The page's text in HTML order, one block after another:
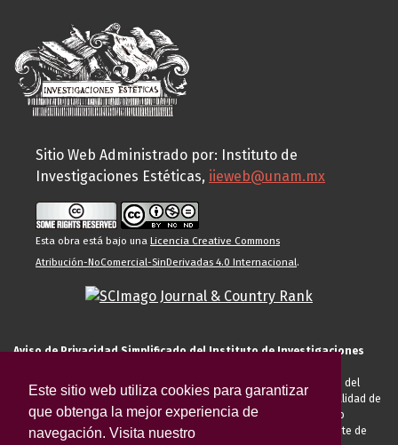
Este sitio web utiliza cookies para garantizar
que obtenga la mejor experiencia de
navegación. Visita nuestro
Sitio Web Administrado por: Instituto de
Investigaciones Estéticas, iieweb@unam.mx
Esta obra está bajo una Licencia Creative Commons
Atribución-NoComercial-SinDerivadas 4.0 Internacional.
Aviso de Privacidad Simplificado del Instituto de Investigaciones
El Instituto de Investigaciones Estéticas de la UNAM, es responsable del
tratamiento de sus datos personales para el registro de usted en calidad de
alumno, docente, personal de la entidad académica, conferencista o
invitado externo (nacional o extranjero), visitante, proveedor o cliente de